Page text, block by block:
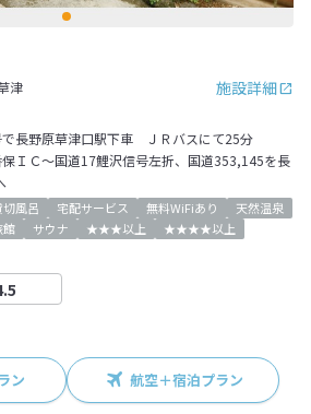
施設詳細
津
長野原草津口駅下車 ＪＲバスにて25分
ＩＣ～国道17鯉沢信号左折、国道353,145を長
切風呂 宅配サービス 無料WiFiあり
天然温泉
館 サウナ ★★★以上
★★★★以上
ン 航空＋宿泊プラン